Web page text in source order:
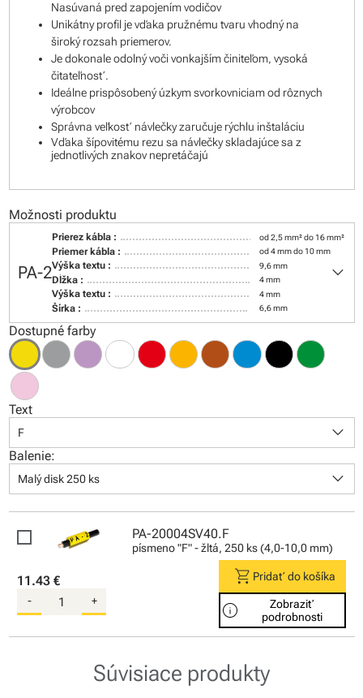
Nasúvaná pred zapojením vodičov
Unikátny profil je vďaka pružnému tvaru vhodný na
široký rozsah priemerov.
Je dokonale odolný voči vonkajším činiteľom, vysoká
čitateľnosť.
Ideálne prispôsobený úzkym svorkovniciam od rôznych
výrobcov
Správna veľkosť návlečky zaručuje rýchlu inštaláciu
Vďaka šípovitému rezu sa návlečky skladajúce sa z
jednotlivých znakov nepretáčajú
Možnosti produktu
PA-2
Prierez kábla : od 2,5 mm² do 16 mm²
Priemer kábla : od 4 mm do 10 mm
Výška textu : 9,6 mm
Dĺžka : 4 mm
Výška textu : 4 mm
Šírka : 6,6 mm
keyboard_arrow_down
Dostupné farby
Text
F keyboard_arrow_down
Balenie:
Malý disk 250 ks keyboard_arrow_down
PA-20004SV40.F
písmeno "F" - žltá, 250 ks (4,0-10,0 mm)
11.43 €
- +
shopping_cart Pridať do košíka
info
Zobraziť
podrobnosti
Súvisiace produkty